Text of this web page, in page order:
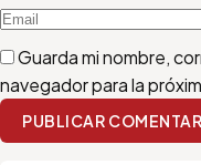
Guarda mi nombre,
navegador para la
PUBLICAR